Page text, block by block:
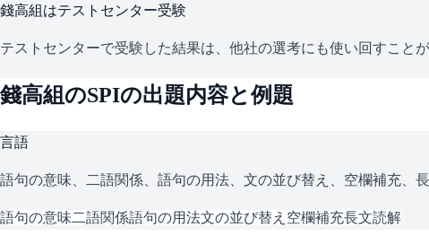
錢高組 はテストセンター受験
テストセンターで受験した結果は、他社の選考にも使い回すこと
錢高組 のSPIの出題内容と例題
言語
語句の意味、二語関係、語句の用法、文の並び替え、空欄補充、
語句の意味二語関係語句の用法文の並び替え 空欄補充長文読解